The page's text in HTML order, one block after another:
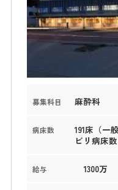
募集科目 麻酔科
病床数
191床（一
ビリ病床数
給与 1300万